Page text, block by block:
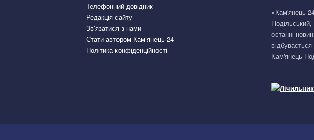
Телефонний довідник
Редакція сайту
Зв’язатися з нами
Стати автором Кам’янець 24
Політика конфіденційності
«Кам'янець
останні
Кам'янець-